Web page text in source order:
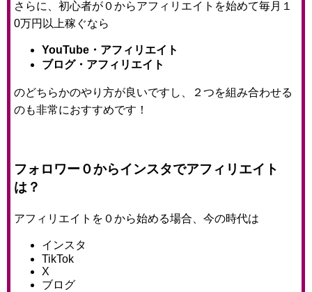
さらに、初心者が０からアフィリエイトを始めて毎月１
0万円以上稼ぐなら
YouTube・アフィリエイト
ブログ・アフィリエイト
のどちらかのやり方が良いですし、２つを組み合わせる
のも非常におすすめです！
フォロワー０からインスタでアフィリエイト
は？
アフィリエイトを０から始める場合、今の時代は
インスタ
TikTok
X
ブログ